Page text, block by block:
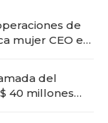
de
mujer CEO en
del
40 millones